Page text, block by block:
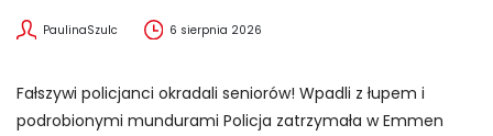
PaulinaSzulc 6 sierpnia 2026
Fałszywi policjanci okradali seniorów! Wpadli z łupem i
podrobionymi mundurami Policja zatrzymała w Emmen